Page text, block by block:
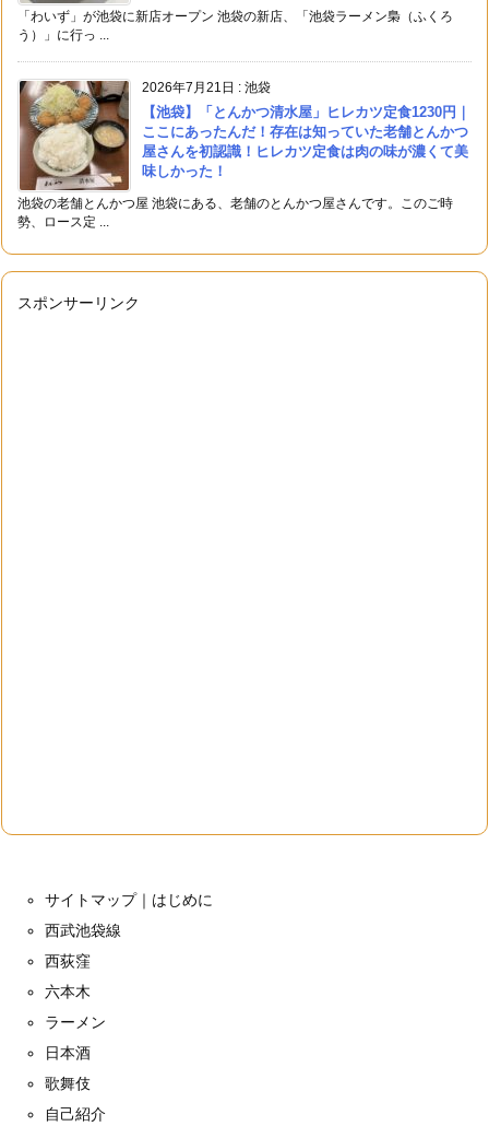
「わいず」が池袋に新店オープン 池袋の新店、「池袋ラーメン梟（ふくろ
う）」に行っ ...
2026年7月21日 : 池袋
【池袋】「とんかつ清水屋」ヒレカツ定食1230円｜
ここにあったんだ！存在は知っていた老舗とんかつ
屋さんを初認識！ヒレカツ定食は肉の味が濃くて美
味しかった！
池袋の老舗とんかつ屋 池袋にある、老舗のとんかつ屋さんです。このご時
勢、ロース定 ...
スポンサーリンク
サイトマップ｜はじめに
西武池袋線
西荻窪
六本木
ラーメン
日本酒
歌舞伎
自己紹介